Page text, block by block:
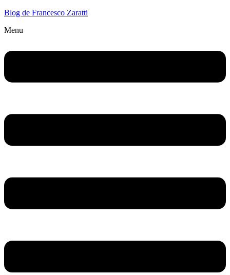
Blog de Francesco Zaratti
Menu